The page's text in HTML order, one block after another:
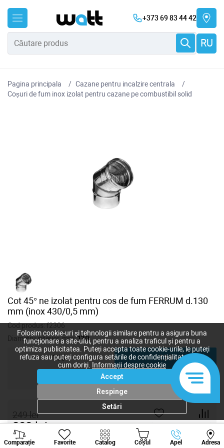
+373 69 83 44 42
RU
Pagina principala
Cazane pentru incalzire centrala
Coșuri de fum inox izolat pentru cazane pe combustibil solid
Cot 45° ne izolat pentru cos de fum FERRUM d.130
mm (inox 430/0,5 mm)
Cod produs:f2306
Diametru interior, mm:130
115 130
249lei
200lei
Comparație Favorite Catalog Coșul Apel Adresa
Viber Whatsapp
Folosim cookie-uri și tehnologii similare pentru a asigura buna
funcționare a site-ului, pentru a analiza traficul și pentru a
optimiza publicitatea. Puteți accepta toate cookie-urile, le puteți
refuza sau puteți configura setările de confidențialitate după
cum doriți.
Informații despre cookie
Accept
Respinge
Setări